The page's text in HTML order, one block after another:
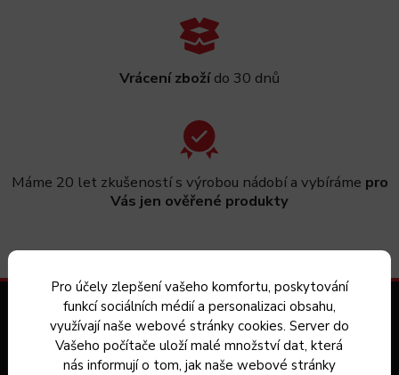
Pro účely zlepšení vašeho komfortu, poskytování
funkcí sociálních médií a personalizaci obsahu,
využívají naše webové stránky cookies. Server do
Vašeho počítače uloží malé množství dat, která
nás informují o tom, jak naše webové stránky
Vrácení zbožído 30 dnů
Máme 20 let zkušeností s výrobou nádobí a vybíráme pro
Vás jen ověřené produkty
Zákaznický servis
Kontakt